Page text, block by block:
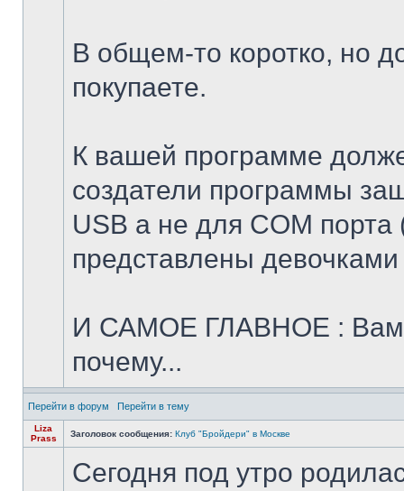
В общем-то коротко, но
покупаете.
К вашей программе
создатели программы
USB а не для COM
представлены
И САМОЕ ГЛАВНОЕ : Вам
почему...
Перейти в форум Перейти в тему
Liza
Prass
Заголовок сообщения: Клуб "Бройдери" в Москве
Сегодня под утро